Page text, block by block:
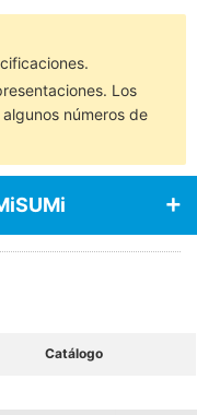
Los
números de
Catálogo